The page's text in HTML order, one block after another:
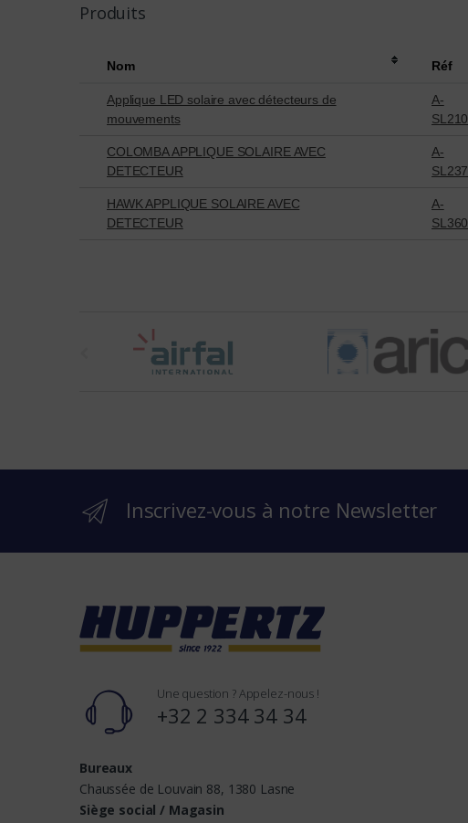
Produits
Nom Réf
Applique LED solaire avec détecteurs de
mouvements
A-
SL210
COLOMBA APPLIQUE SOLAIRE AVEC
DETECTEUR
A-
SL237
HAWK APPLIQUE SOLAIRE AVEC
DETECTEUR
A-
SL360
r
n
Inscrivez-vous à notre Newsletter
Une question ? Appelez-nous !
+32 2 334 34 34
Bureaux
Chaussée de Louvain 88, 1380 Lasne
Siège social / Magasin